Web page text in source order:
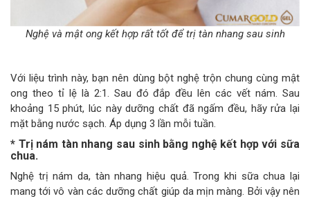
Nghệ và mật ong kết hợp rất tốt để trị tàn nhang sau sinh
Với liệu trình này, bạn nên dùng bột nghệ trộn chung cùng mật
ong theo tỉ lệ là 2:1. Sau đó đắp đều lên các vết nám. Sau
khoảng 15 phút, lúc này dưỡng chất đã ngấm đều, hãy rửa lại
mặt bằng nước sạch. Áp dụng 3 lần mỗi tuần.
* Trị nám tàn nhang sau sinh bằng nghệ kết hợp với sữa
chua.
Nghệ trị nám da, tàn nhang hiệu quả. Trong khi sữa chua lại
mang tới vô vàn các dưỡng chất giúp da mịn màng. Bởi vậy nên